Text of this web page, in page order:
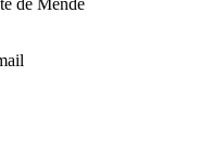
de Mende